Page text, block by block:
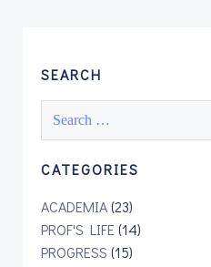
SEARCH
Search
CATEGORIES
ACADEMIA(23)
PROF'S LIFE (14)
PROGRESS (15)